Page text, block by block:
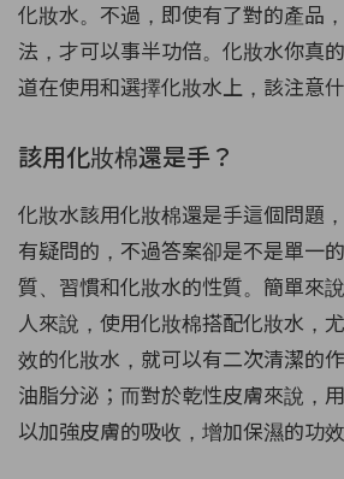
化妝水。不過，即使有了對的產品
法，才可以事半功倍。化妝水你真
道在使用和選擇化妝水上，該注意
該用化妝棉還是手？
化妝水該用化妝棉還是手這個問題
有疑問的，不過答案卻是不是單一
質、習慣和化妝水的性質。簡單來
人來說，使用化妝棉搭配化妝水，
效的化妝水，就可以有二次清潔的
油脂分泌；而對於乾性皮膚來說，
以加強皮膚的吸收，增加保濕的功效